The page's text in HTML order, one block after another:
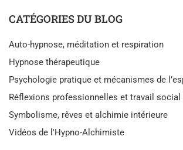
CATÉGORIES DU BLOG
Auto-hypnose, méditation et respiration
Hypnose thérapeutique
Psychologie pratique et mécanismes de
Réflexions professionnelles et travail social
Symbolisme, rêves et alchimie intérieure
Vidéos de l'Hypno-Alchimiste